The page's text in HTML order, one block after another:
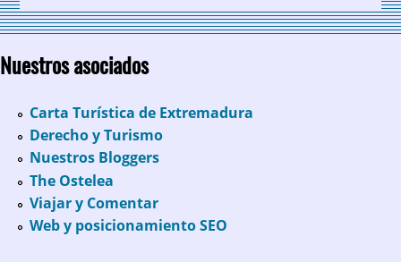
Nuestros asociados
Carta Turística de Extremadura
Derecho y Turismo
Nuestros Bloggers
The Ostelea
Viajar y Comentar
Web y posicionamiento SEO